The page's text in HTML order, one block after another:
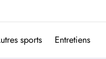
sports Entretiens